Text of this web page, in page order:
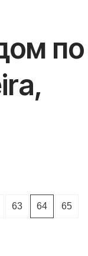
по
63 64 65